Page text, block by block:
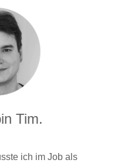
Tim.
ich im Job als